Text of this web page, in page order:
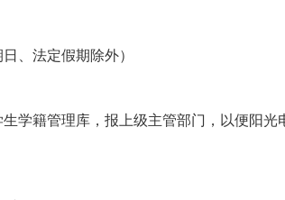
、法定假期除外）
学籍管理库，报上级主管部门，以便阳光